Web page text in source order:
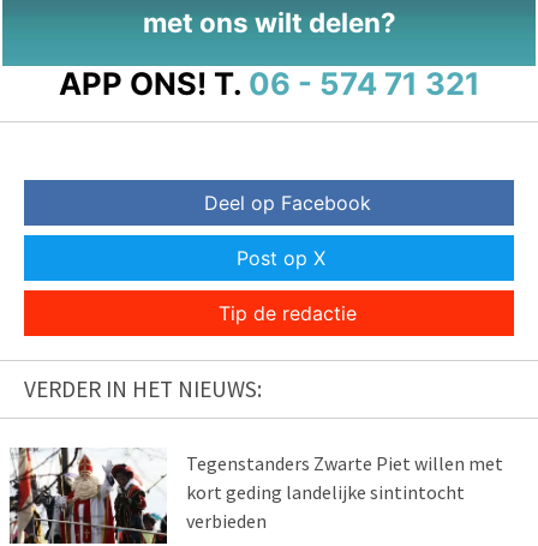
met ons wilt delen?
APP ONS! T. 06 - 574 71 321
Deel op Facebook
Post op X
Tip de redactie
VERDER IN HET NIEUWS:
Tegenstanders Zwarte Piet willen met
kort geding landelijke sintintocht
verbieden